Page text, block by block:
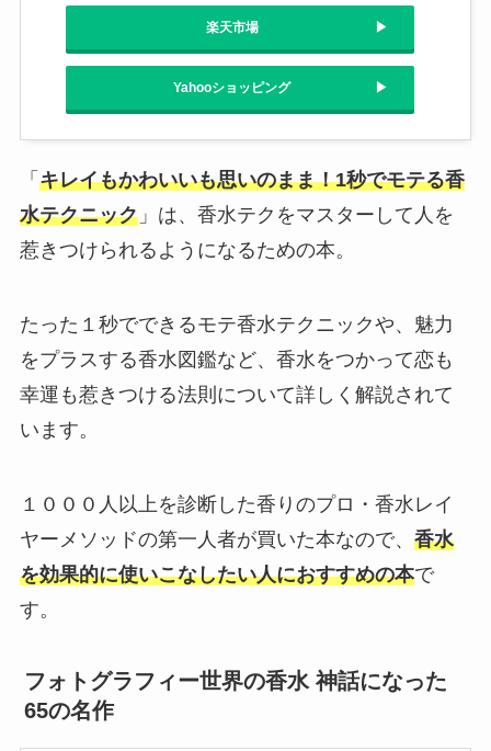
楽天市場
Yahooショッピング
「 キレイもかわいいも思いのまま！1秒でモテる香
水テクニック」は、香水テクをマスターして人を
惹きつけられるようになるための本。
たった１秒でできるモテ香水テクニックや、魅力
をプラスする香水図鑑など、香水をつかって恋も
幸運も惹きつける法則について詳しく解説されて
います。
１０００人以上を診断した香りのプロ・香水レイ
ヤーメソッドの第一人者が買いた本なので、 香水
を効果的に使いこなしたい人におすすめの本で
す。
フォトグラフィー世界の香水 神話になった
65の名作